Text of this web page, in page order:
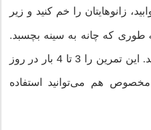
زانوهایتان را خم كنید و زیر
طوری كه چانه به سینه بچسبد.
آرام و عمیق نفس بكشید. این تمرین را 3 تا 4 بار در روز
هم می‌توانید استفاده